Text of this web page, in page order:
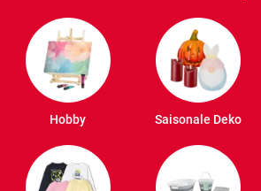
Hobby Saisonale Deko